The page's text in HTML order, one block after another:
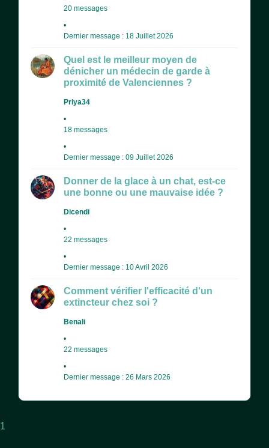
20 messages
Dernier message : 18 Juillet 2026
Quel est le meilleur moyen de
dénicher un médecin de garde à
proximité de Valenciennes ?
Priya34
18 messages
Dernier message : 09 Juillet 2026
Donner de la glace à un chat, est-ce
une bonne ou une mauvaise idée ?
Dicendi
22 messages
Dernier message : 10 Avril 2026
Comment vérifier l'efficacité d'un
extincteur chez soi ?
Benali
22 messages
Dernier message : 26 Mars 2026
1